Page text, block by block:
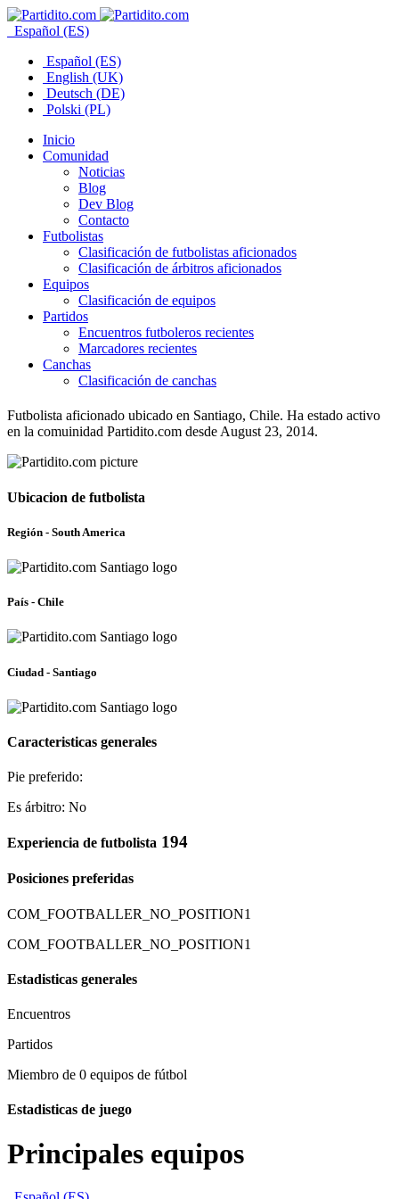
Español (ES)
Español (ES)
English (UK)
Deutsch (DE)
Polski (PL)
Inicio
Comunidad
Noticias
Blog
Dev Blog
Contacto
Futbolistas
Clasificación de futbolistas aficionados
Clasificación de árbitros aficionados
Equipos
Clasificación de equipos
Partidos
Encuentros futboleros recientes
Marcadores recientes
Canchas
Clasificación de canchas
Futbolista aficionado ubicado en Santiago, Chile. Ha estado activo
en la comuinidad Partidito.com desde August 23, 2014.
Ubicacion de futbolista
Región - South America
País - Chile
Ciudad - Santiago
Caracteristicas generales
Pie preferido:
Es árbitro: No
Experiencia de futbolista 194
Posiciones preferidas
COM_FOOTBALLER_NO_POSITION1
COM_FOOTBALLER_NO_POSITION1
Estadisticas generales
Encuentros
Partidos
Miembro de 0 equipos de fútbol
Estadisticas de juego
Principales equipos